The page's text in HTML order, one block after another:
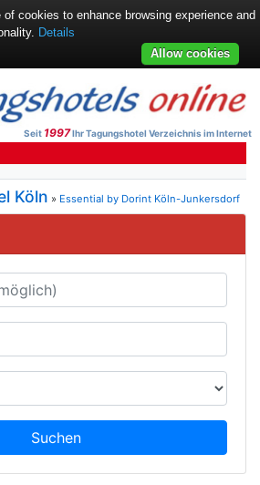
Seit 1997Ihr Tagungshotel Verzeichnis im Internet
Köln » Essential by Dorint Köln-Junkersdorf
Suchen
cookies to enhance browsing experience and
Details
Allow cookies